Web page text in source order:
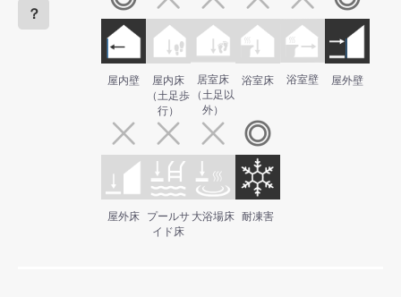
？
屋内壁
屋内床
（土足歩
行）
居室床
（土足以
外）
浴室床 浴室壁 屋外壁
屋外床
プールサ
イド床
大浴場床 耐凍害